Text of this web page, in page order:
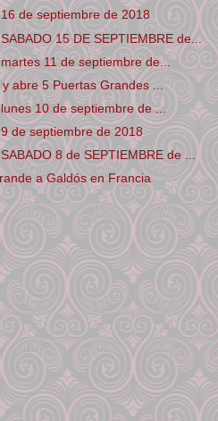
de septiembre de 2018
15 DE SEPTIEMBRE de...
11 de septiembre de...
abre 5 Puertas Grandes ...
10 de septiembre de ...
de septiembre de 2018
8 de SEPTIEMBRE de ...
a Galdós en Francia